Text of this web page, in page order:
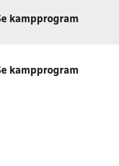
kampprogram
kampprogram